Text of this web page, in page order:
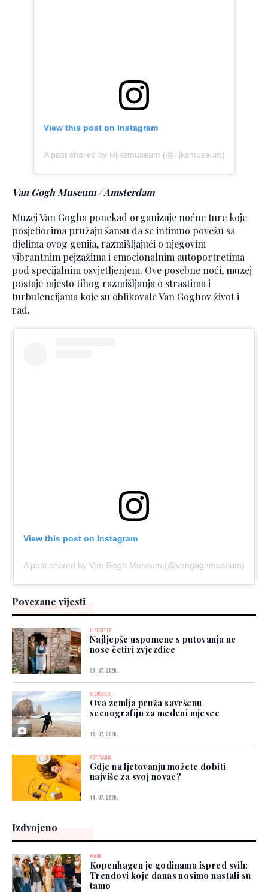
View this post on Instagram
A post shared by Rijksmuseum (@rijksmuseum)
Van Gogh Museum / Amsterdam
Muzej Van Gogha ponekad organizuje noćne ture koje
posjetiocima pružaju šansu da se intimno povežu sa
djelima ovog genija, razmišljajući o njegovim
vibrantnim pejzažima i emocionalnim autoportretima
pod specijalnim osvjetljenjem. Ove posebne noći, muzej
postaje mjesto tihog razmišljanja o strastima i
turbulencijama koje su oblikovale Van Goghov život i
rad.
View this post on Instagram
A post shared by Van Gogh Museum (@vangoghmuseum)
Povezane vijesti
LIFESTYLE
Najljepše uspomene s putovanja ne
nose četiri zvjezdice
20. 07. 2026.
VJENČANJA
Ova zemlja pruža savršenu
scenografiju za medeni mjesec
15. 07. 2026.
PUTOVANJA
Gdje na ljetovanju možete dobiti
najviše za svoj novac?
14. 07. 2026.
Izdvojeno
MODA
Kopenhagen je godinama ispred svih:
Trendovi koje danas nosimo nastali su
tamo